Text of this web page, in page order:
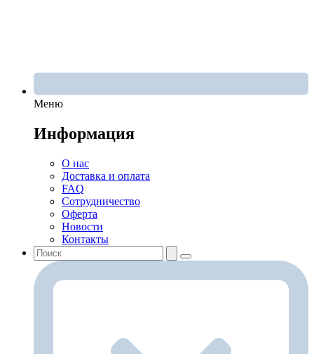
Меню
Информация
О нас
Доставка и оплата
FAQ
Сотрудничество
Оферта
Новости
Контакты